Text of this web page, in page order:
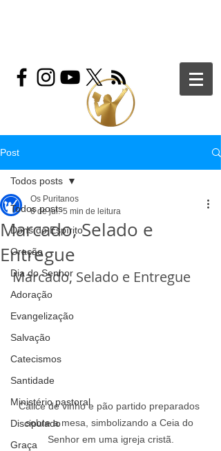
Post
Todos posts
Dons do Espírito
Oração
Dia do Senhor
Adoração
Evangelização
Salvação
Catecismos
Santidade
Ministério pastoral
Discipulado
Graça
Todos posts
Marcado, Selado e
Entregue
Os Puritanos
6 de jul. 5 min de leitura
Marcado, Selado e Entregue
Cálice de vinho e pão partido preparados
sobre a mesa, simbolizando a Ceia do
Senhor em uma igreja cristã.